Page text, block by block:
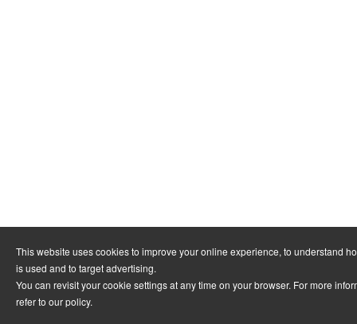
This website uses cookies to improve your online experience, to understand
is used and to target advertising.
You can revisit your cookie settings at any time on your browser. For more
refer to our policy.